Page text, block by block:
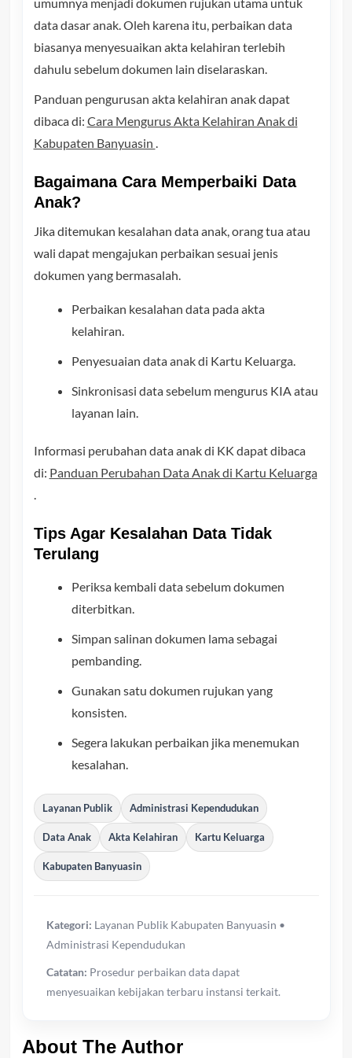
data dasar anak. Oleh karena itu, perbaikan data
biasanya menyesuaikan akta kelahiran terlebih
dahulu sebelum dokumen lain diselaraskan.
Panduan pengurusan akta kelahiran anak dapat
dibaca di: Cara Mengurus Akta Kelahiran Anak di
Kabupaten Banyuasin
Bagaimana Cara Memperbaiki Data
Anak?
Jika ditemukan kesalahan data anak, orang tua atau
wali dapat mengajukan perbaikan sesuai jenis
dokumen yang bermasalah.
Perbaikan kesalahan data pada akta
kelahiran.
Penyesuaian data anak di Kartu Keluarga.
Sinkronisasi data sebelum mengurus KIA atau
layanan lain.
Informasi perubahan data anak di KK dapat dibaca
di: Panduan Perubahan Data Anak di Kartu Keluarga
Tips Agar Kesalahan Data Tidak
Terulang
Periksa kembali data sebelum dokumen
diterbitkan.
Simpan salinan dokumen lama sebagai
pembanding.
Gunakan satu dokumen rujukan yang
konsisten.
Segera lakukan perbaikan jika menemukan
kesalahan.
Layanan Publik Administrasi Kependudukan
Data Anak Akta Kelahiran Kartu Keluarga
Kabupaten Banyuasin
Kategori: Layanan Publik Kabupaten Banyuasin •
Administrasi Kependudukan
Catatan: Prosedur perbaikan data dapat
menyesuaikan kebijakan terbaru instansi terkait.
About The Author